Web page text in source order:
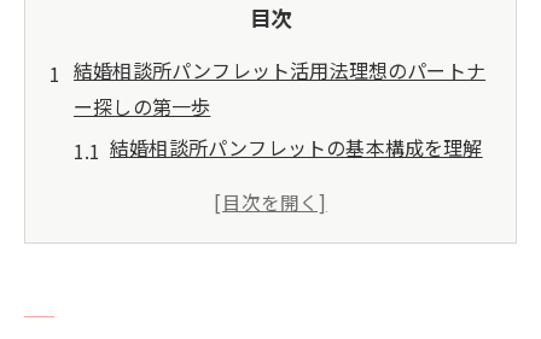
目次
結婚相談所パンフレット活用法理想のパートナ
ー探しの第一歩
結婚相談所パンフレットの基本構成を理解
パンフレットで知る結婚相談所の特徴